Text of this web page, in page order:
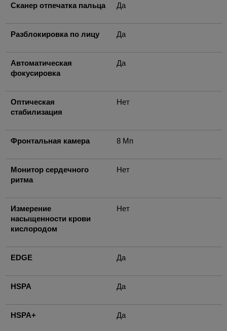
Сканер отпечатка пальца Да
Разблокировка по лицу Да
Автоматическая
фокусировка
Да
Оптическая
стабилизация
Нет
Фронтальная камера 8 Мп
Монитор сердечного
ритма
Нет
Измерение
насыщенности крови
кислородом
Нет
EDGE Да
HSPA Да
HSPA+ Да